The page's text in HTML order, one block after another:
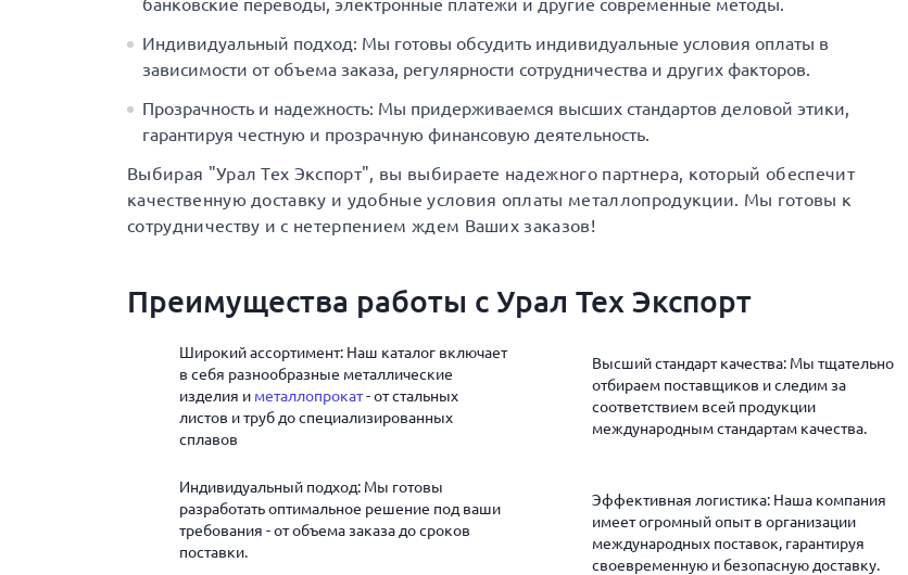
банковские переводы, электронные платежи и другие современные методы.
Индивидуальный подход: Мы готовы обсудить индивидуальные условия оплаты в
зависимости от объема заказа, регулярности сотрудничества и других факторов.
Прозрачность и надежность: Мы придерживаемся высших стандартов деловой этики,
гарантируя честную и прозрачную финансовую деятельность.
Выбирая "Урал Тех Экспорт", вы выбираете надежного партнера, который обеспечит
качественную доставку и удобные условия оплаты металлопродукции. Мы готовы к
сотрудничеству и с нетерпением ждем Ваших заказов!
Преимущества работы с Урал Тех Экспорт
Широкий ассортимент: Наш каталог включает
в себя разнообразные металлические
изделия и металлопрокат- от стальных
листов и труб до специализированных
сплавов
Высший стандарт качества: Мы тщательно
отбираем поставщиков и следим за
соответствием всей продукции
международным стандартам качества.
Индивидуальный подход: Мы готовы
разработать оптимальное решение под ваши
требования - от объема заказа до сроков
поставки.
Эффективная логистика: Наша компания
имеет огромный опыт в организации
международных поставок, гарантируя
своевременную и безопасную доставку.